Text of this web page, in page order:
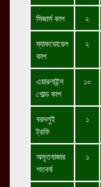
সিজার্স কাপ ২
ম্যাকডোয়েল
কাপ
২
এয়ারলাইন্স
গোল্ড কাপ
১০
বরদলুই
ট্রফি
১
অমৃতবাজার
শতবর্ষ
১